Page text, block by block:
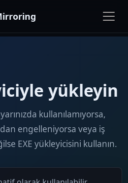
yükleyin
kullanılamıyorsa,
engelleniyorsa veya iş
EXE yükleyicisini kullanın.